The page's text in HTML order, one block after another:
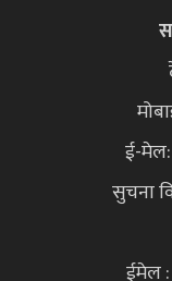
ई-मेल:
सुचना
ईमेल